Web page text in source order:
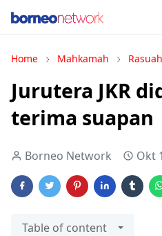
Home Mahkamah Rasuah
Jurutera JKR
terima suapan
Borneo Network Okt
Table of content